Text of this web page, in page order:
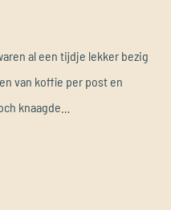
al een tijdje lekker bezig
van koffie per post en
knaagde…